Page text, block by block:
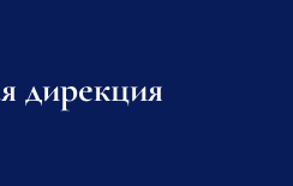
дирекция